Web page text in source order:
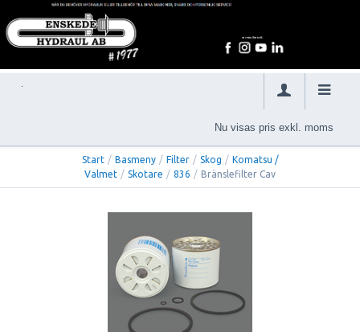
Nu visas pris exkl. moms
Start / Basmeny / Filter / Skog / Komatsu /
Valmet / Skotare / 836 / Bränslefilter Cav